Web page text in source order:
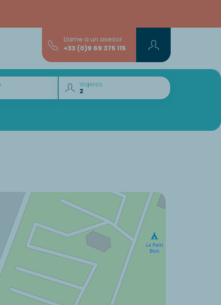
Llame a un asesor
+33 (0)9 69 375 115
Viajeros
¿Quiere descubrir :
Camping Le Petit Bois ?